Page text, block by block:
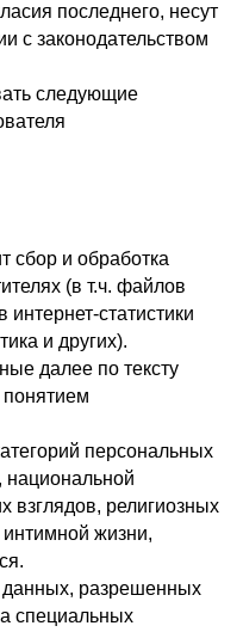
последнего, несут
с законодательством
следующие
сбор и обработка
(в т.ч. файлов
статистики
и других).
далее по тексту
персональных
взглядов, религиозных
жизни,
разрешенных
специальных